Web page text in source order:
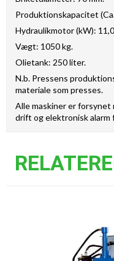
Produktionskapacitet
Hydraulikmotor (kW): 11,0
Vægt: 1050 kg.
Olietank: 250 liter.
N.b. Pressens
materiale som presses.
Alle maskiner er
drift og elektronisk alarm